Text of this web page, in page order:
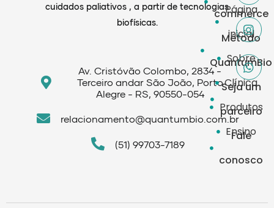
cuidados paliativos , a partir de tecnologias
biofísicas.
Av. Cristóvão Colombo, 2834 -
Terceiro andar São João, Porto
Alegre - RS, 90550-054
relacionamento@quantumbio.com.br
(51) 99703-7189
Página
inicial
Sobre
Clínica
Produtos
Ensino
commerce
Método
QuantumBio
Seja um
parceiro
Fale
conosco